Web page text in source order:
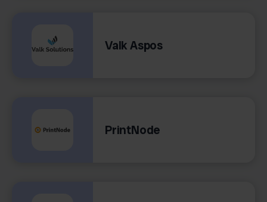
Valk Aspos
PrintNode